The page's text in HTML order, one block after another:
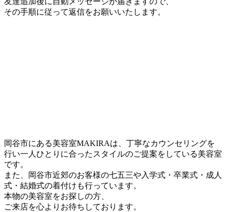
その手順に従って返信をお願いいたします。
岡谷市にある美容室MAKIRAは、丁寧なカウンセリングを
行い一人ひとりに合ったスタイルのご提案をしている美容室
です。
また、岡谷市近郊のお客様の七五三や入学式・卒業式・成人
式・結婚式の着付けも行っています。
本物の美容室をお探しの方、
ご来店を心よりお待ちしております。